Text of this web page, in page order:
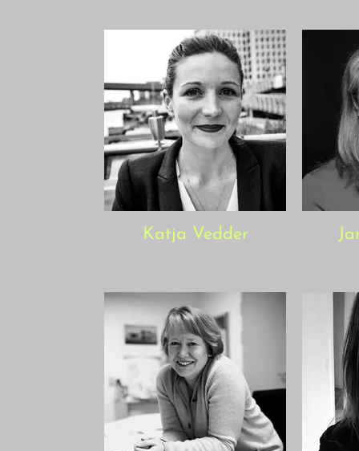
Katja Vedder